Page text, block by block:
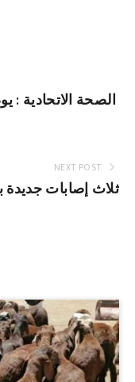
الصحة الاتحادية :
NEXT POST
ثلاث إصابات جديدة